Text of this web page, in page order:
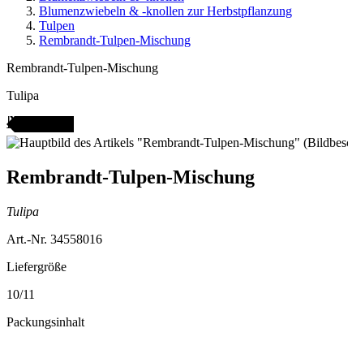
Blumenzwiebeln & -knollen zur Herbstpflanzung
Tulpen
Rembrandt-Tulpen-Mischung
Rembrandt-Tulpen-Mischung
Tulipa
Rembrandt-Tulpen-Mischung
Tulipa
Art.-Nr. 34558016
Liefergröße
10/11
Packungsinhalt